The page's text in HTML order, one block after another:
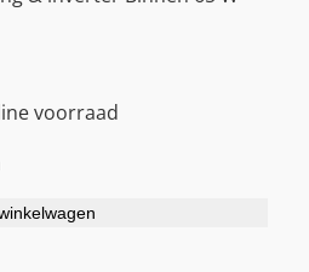
voorraad